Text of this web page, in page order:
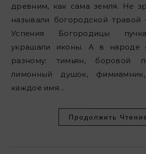
древним, как сама земля. Не
называли богородской
Успения Богородицы
украшали иконы. А в народе
разному: тимьян, боровой
лимонный душок,
каждое имя…
Продолжить